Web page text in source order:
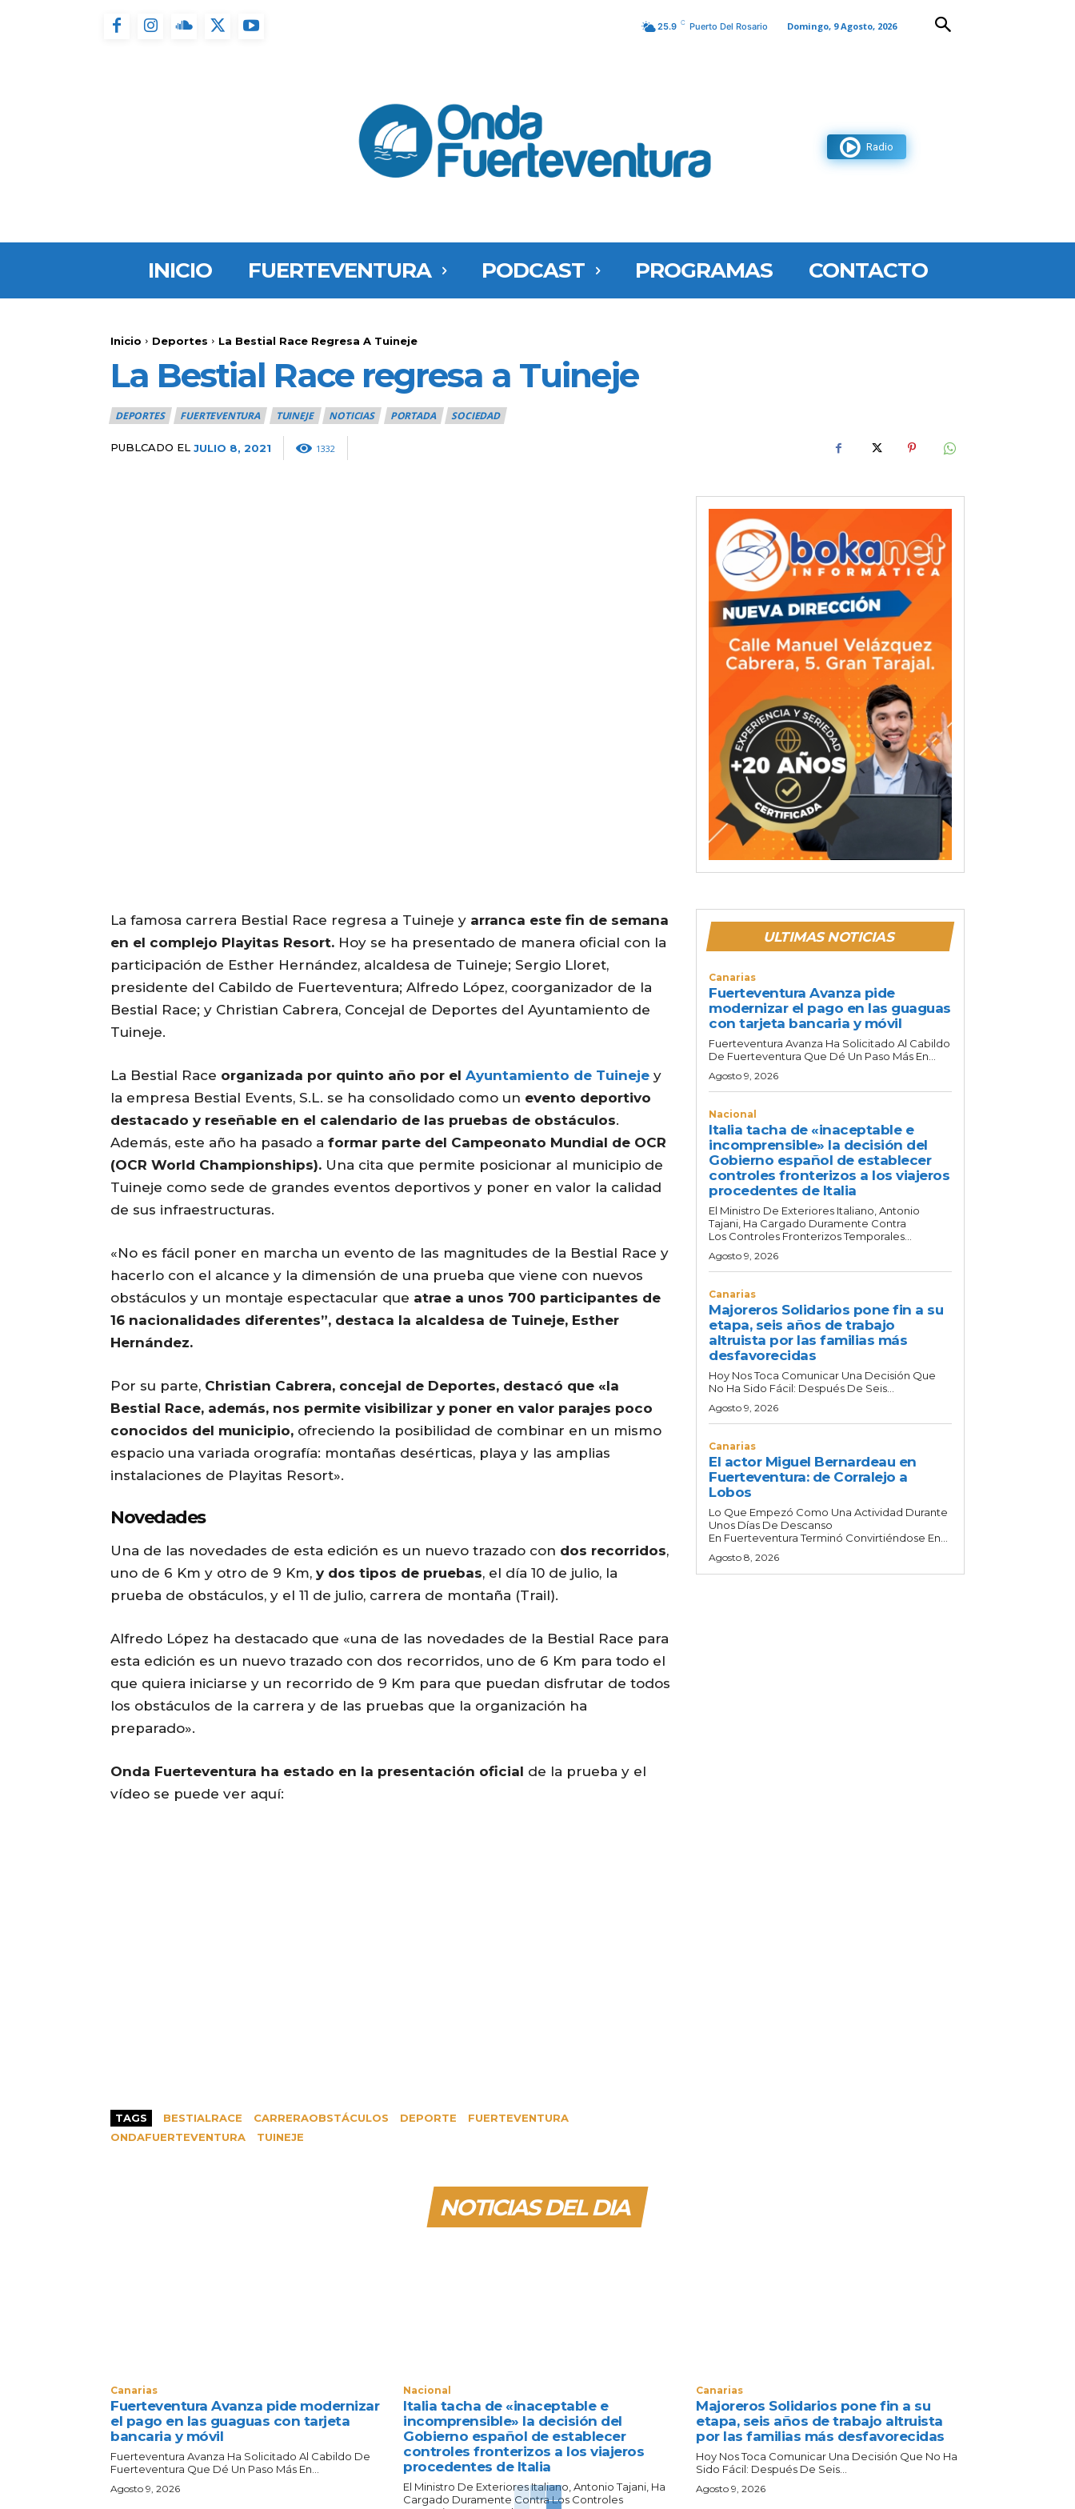
25.9 C Puerto Del Rosario Domingo, 9 Agosto, 2026
Radio
INICIO FUERTEVENTURA PODCAST PROGRAMAS CONTACTO
Inicio Deportes La Bestial Race Regresa A Tuineje
La Bestial Race regresa a Tuineje
DEPORTES FUERTEVENTURA TUINEJE NOTICIAS PORTADA SOCIEDAD
PUBLCADO EL JULIO 8, 2021 1332
La famosa carrera Bestial Race regresa a Tuineje y arranca este fin de semana
en el complejo Playitas Resort. Hoy se ha presentado de manera oficial con la
participación de Esther Hernández, alcaldesa de Tuineje; Sergio Lloret,
presidente del Cabildo de Fuerteventura; Alfredo López, coorganizador de la
Bestial Race; y Christian Cabrera, Concejal de Deportes del Ayuntamiento de
Tuineje.
La Bestial Race organizada por quinto año por el Ayuntamiento de Tuineje y
la empresa Bestial Events, S.L. se ha consolidado como un evento deportivo
destacado y reseñable en el calendario de las pruebas de obstáculos.
Además, este año ha pasado a formar parte del Campeonato Mundial de OCR
(OCR World Championships). Una cita que permite posicionar al municipio de
Tuineje como sede de grandes eventos deportivos y poner en valor la calidad
de sus infraestructuras.
«No es fácil poner en marcha un evento de las magnitudes de la Bestial Race y
hacerlo con el alcance y la dimensión de una prueba que viene con nuevos
obstáculos y un montaje espectacular que atrae a unos 700 participantes de
16 nacionalidades diferentes”, destaca la alcaldesa de Tuineje, Esther
Hernández.
Por su parte, Christian Cabrera, concejal de Deportes, destacó que «la
Bestial Race, además, nos permite visibilizar y poner en valor parajes poco
conocidos del municipio, ofreciendo la posibilidad de combinar en un mismo
espacio una variada orografía: montañas desérticas, playa y las amplias
instalaciones de Playitas Resort».
Novedades
Una de las novedades de esta edición es un nuevo trazado con dos recorridos,
uno de 6 Km y otro de 9 Km, y dos tipos de pruebas, el día 10 de julio, la
prueba de obstáculos, y el 11 de julio, carrera de montaña (Trail).
Alfredo López ha destacado que «una de las novedades de la Bestial Race para
esta edición es un nuevo trazado con dos recorridos, uno de 6 Km para todo el
que quiera iniciarse y un recorrido de 9 Km para que puedan disfrutar de todos
los obstáculos de la carrera y de las pruebas que la organización ha
preparado».
Onda Fuerteventura ha estado en la presentación oficial de la prueba y el
vídeo se puede ver aquí:
TAGS BESTIALRACE CARRERAOBSTÁCULOS DEPORTE
FUERTEVENTURA
ONDAFUERTEVENTURA
TUINEJE
ULTIMAS NOTICIAS
Canarias
Fuerteventura Avanza pide
modernizar el pago en las guaguas
con tarjeta bancaria y móvil
Fuerteventura Avanza Ha Solicitado Al Cabildo
De Fuerteventura Que Dé Un Paso Más En...
Agosto 9, 2026
Nacional
Italia tacha de «inaceptable e
incomprensible» la decisión del
Gobierno español de establecer
controles fronterizos a los viajeros
procedentes de Italia
El Ministro De Exteriores Italiano, Antonio
Tajani, Ha Cargado Duramente Contra
Los Controles Fronterizos Temporales...
Agosto 9, 2026
Canarias
Majoreros Solidarios pone fin a su
etapa, seis años de trabajo
altruista por las familias más
desfavorecidas
Hoy Nos Toca Comunicar Una Decisión Que
No Ha Sido Fácil: Después De Seis...
Agosto 9, 2026
Canarias
El actor Miguel Bernardeau en
Fuerteventura: de Corralejo a
Lobos
Lo Que Empezó Como Una Actividad Durante
Unos Días De Descanso
En Fuerteventura Terminó Convirtiéndose En...
Agosto 8, 2026
NOTICIAS DEL DIA
Canarias
Fuerteventura Avanza pide modernizar
el pago en las guaguas con tarjeta
bancaria y móvil
Fuerteventura Avanza Ha Solicitado Al Cabildo De
Fuerteventura Que Dé Un Paso Más En...
Agosto 9, 2026
Nacional
Italia tacha de «inaceptable e
incomprensible» la decisión del
Gobierno español de establecer
controles fronterizos a los viajeros
procedentes de Italia
El Ministro De Exteriores Italiano, Antonio Tajani, Ha
Cargado Duramente Contra Los Controles
Canarias
Majoreros Solidarios pone fin a su
etapa, seis años de trabajo altruista
por las familias más desfavorecidas
Hoy Nos Toca Comunicar Una Decisión Que No Ha
Sido Fácil: Después De Seis...
Agosto 9, 2026